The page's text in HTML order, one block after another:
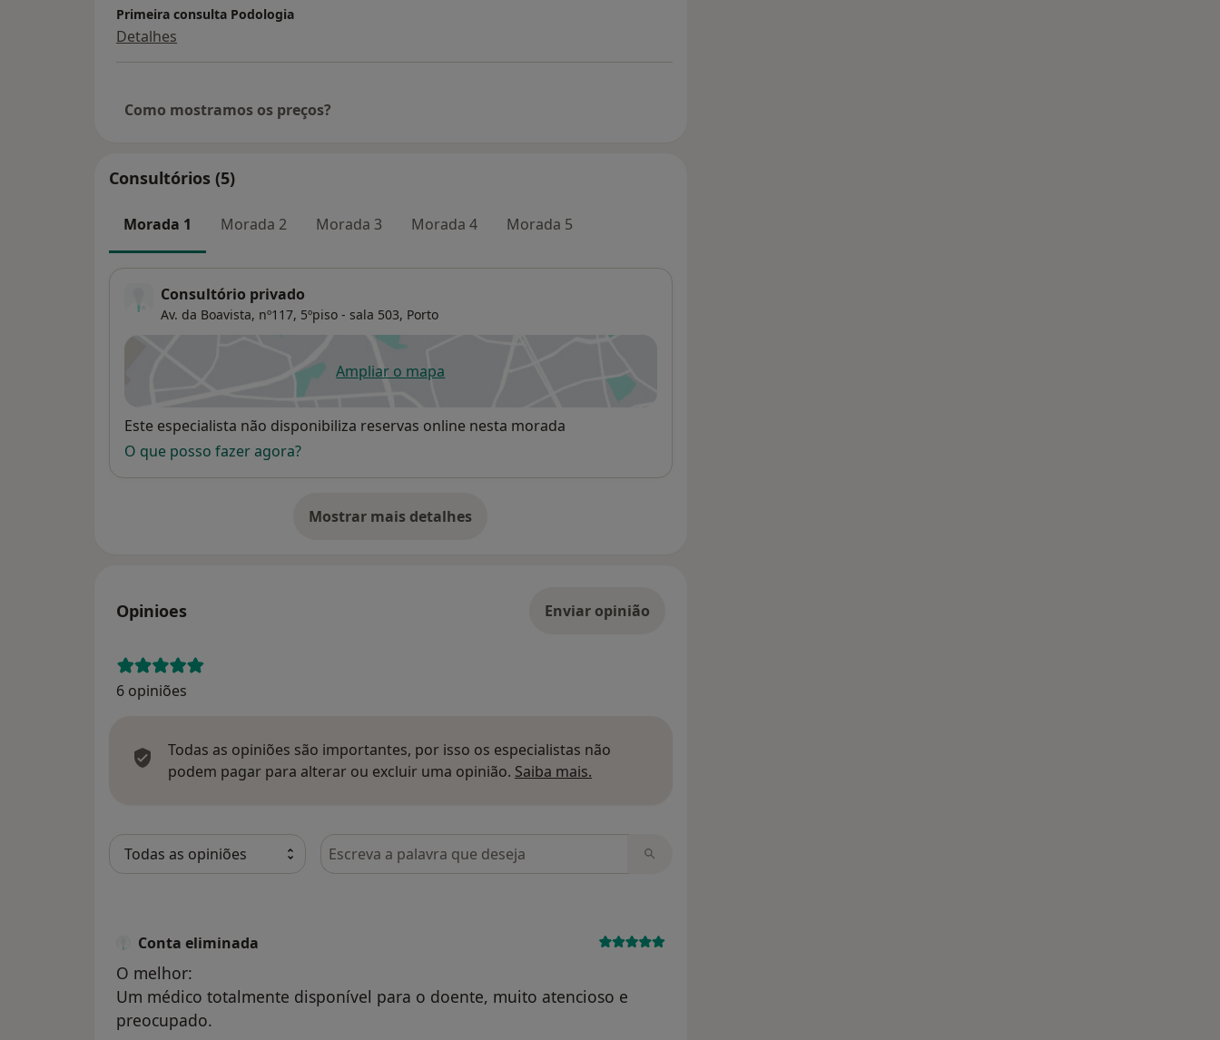
Primeira consulta Podologia
Detalhes
Como mostramos os preços?
Consultórios (5)
Morada 1 Morada 2 Morada 3 Morada 4 Morada 5
Consultório privado
Av. da Boavista, nº117, 5ºpiso - sala 503, Porto
Ampliar o mapaabre num novo separador
Disponibilidade
Este especialista não disponibiliza reservas online nesta morada
O que posso fazer agora?
Mostrar mais detalhes
sobre o endereço
Opinioes Enviar opinião
6 opiniões
Todas as opiniões são importantes, por isso os especialistas não
podem pagar para alterar ou excluir uma opinião. Saiba mais.
Pesquisar em opiniões
Conta eliminada
O melhor:
Um médico totalmente disponível para o doente, muito atencioso e
preocupado.